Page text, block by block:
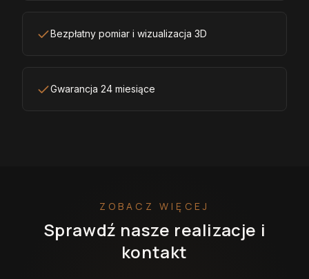
Bezpłatny pomiar i wizualizacja 3D
Gwarancja 24 miesiące
ZOBACZ WIĘCEJ
Sprawdź nasze realizacje i
kontakt